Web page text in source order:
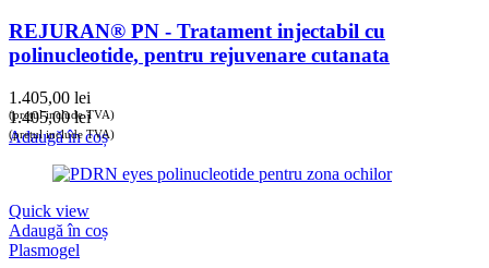
REJURAN® PN - Tratament injectabil cu
polinucleotide, pentru rejuvenare cutanata
1.405,00 lei
(prețul include TVA)
1.405,00lei
(prețul include TVA)
Adaugă în coș
Quick view
Adaugă în coș
Plasmogel